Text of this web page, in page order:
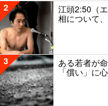
2
江頭2:50（
相について
3
ある若者が
「償い」に